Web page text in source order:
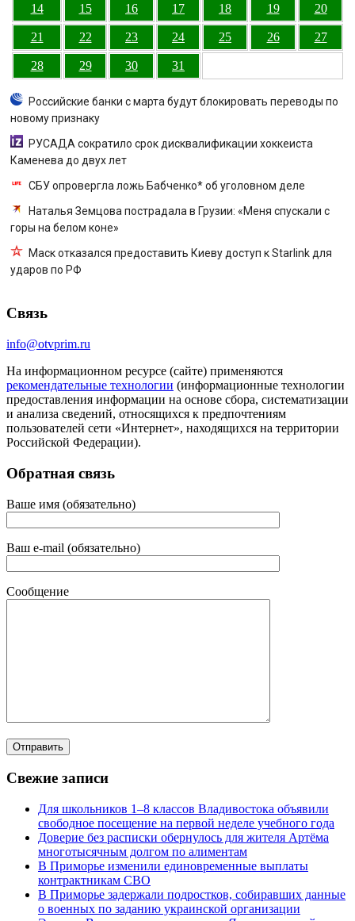
14 15 16 17 18 19 20
21 22 23 24 25 26 27
28 29 30 31
Российские банки с марта будут блокировать переводы по
новому признаку
РУСАДА сократило срок дисквалификации хоккеиста
Каменева до двух лет
СБУ опровергла ложь Бабченко* об уголовном деле
Наталья Земцова пострадала в Грузии: «Меня спускали с
горы на белом коне»
Маск отказался предоставить Киеву доступ к Starlink для
ударов по РФ
Связь
info@otvprim.ru
На информационном ресурсе (сайте) применяются
рекомендательные технологии (информационные технологии
предоставления информации на основе сбора, систематизации
и анализа сведений, относящихся к предпочтениям
пользователей сети «Интернет», находящихся на территории
Российской Федерации).
Обратная связь
Ваше имя (обязательно)
Ваш e-mail (обязательно)
Сообщение
Свежие записи
Для школьников 1–8 классов Владивостока объявили
свободное посещение на первой неделе учебного года
Доверие без расписки обернулось для жителя Артёма
многотысячным долгом по алиментам
В Приморье изменили единовременные выплаты
контрактникам СВО
В Приморье задержали подростков, собиравших данные
о военных по заданию украинской организации